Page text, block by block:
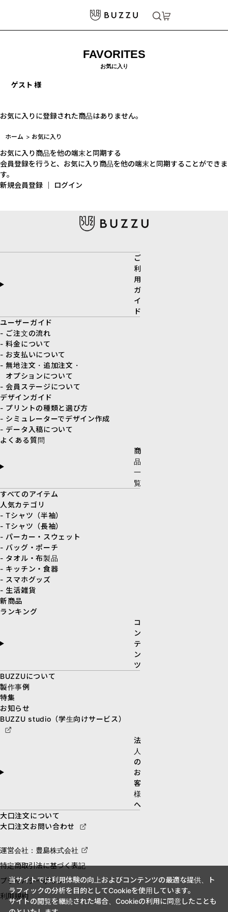
FAVORITES
お気に入り
ゲスト 様
お気に入りに登録された商品はありません。
ホーム > お気に入り
お気に入り商品を他の端末と同期する
会員登録を行うと、お気に入り商品を他の端末と同期することができま
す。
新規会員登録
ログイン
ご
利
用
ガ
イ
ド
ユーザーガイド
- ご注文の流れ
- 料金について
- お支払いについて
- 無地注文・追加注文・
オプションについて
- 会員ステージについて
デザインガイド
- プリントの種類と選び方
- シミュレーターでデザイン作成
- データ入稿について
よくある質問
商
品
一
覧
すべてのアイテム
人気カテゴリ
- Tシャツ（半袖）
- Tシャツ（長袖）
- パーカー・スウェット
- バッグ・ポーチ
- タオル・布製品
- キッチン・食器
- スマホグッズ
- 生活雑貨
新商品
ランキング
コ
ン
テ
ン
ツ
BUZZUについて
製作事例
特集
お知らせ
BUZZU studio（学生向けサービス）
法
人
の
お
客
様
へ
大口注文について
大口注文お問い合わせ
運営会社：豊島株式会社
特定商取引法に基づく表記
プライバシーポリシー
利用規約
当サイトでは利用体験の向上およびコンテンツの最適な提供、ト
ラフィックの分析を目的としてCookieを使用しています。
サイトの閲覧を継続された場合、Cookieの利用に同意したことも